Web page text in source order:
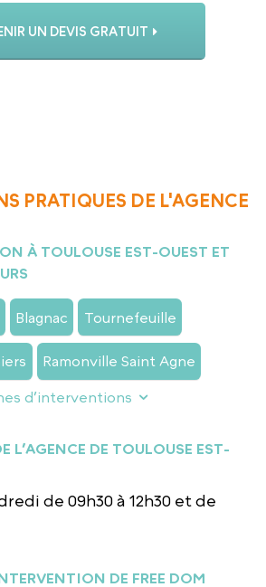
UN DEVIS GRATUIT
PRATIQUES DE L'AGENCE
À TOULOUSE EST-OUEST ET
Blagnac Tournefeuille
Ramonville Saint Agne
d’interventions
L’AGENCE DE TOULOUSE EST-
de 09h30 à 12h30 et de
DE FREE DOM